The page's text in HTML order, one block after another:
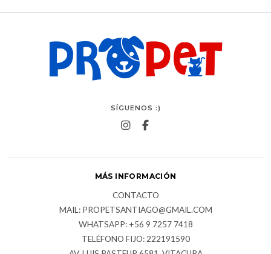
SÍGUENOS :)
MÁS INFORMACIÓN
CONTACTO
MAIL: PROPETSANTIAGO@GMAIL.COM
WHATSAPP: +56 9 7257 7418
TELÉFONO FIJO: 222191590